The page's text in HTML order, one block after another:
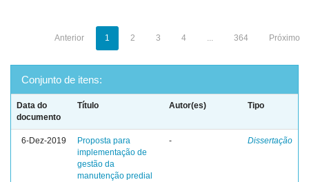
Anterior 1 2 3 4 ... 364 Próximo
Conjunto de itens:
Data do
documento
Título Autor(es) Tipo
6-Dez-2019
Proposta para
implementação de
gestão da
manutenção predial
- Dissertação